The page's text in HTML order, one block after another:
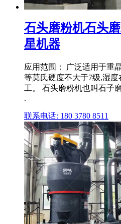
石头磨粉机石头
星机器
应用范围： 广泛适用于重
等莫氏硬度不大于7级,湿
工。 石头磨粉机也叫石子
.
联系电话: 180 3780 8511